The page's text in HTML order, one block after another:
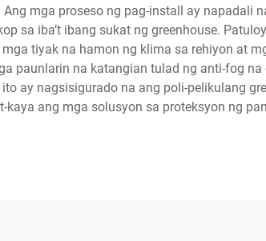
mga proseso ng pag-install ay napadali
sa iba’t ibang sukat ng greenhouse.
tiyak na hamon ng klima sa rehiyon at
paunlarin na katangian tulad ng anti-fog
ay nagsisigurado na ang poli-pelikulang
kaya ang mga solusyon sa proteksyon ng